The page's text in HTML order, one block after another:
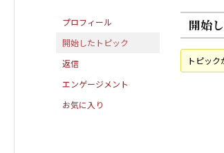
プロフィール
開始したトピック
返信
エンゲージメント
お気に入り
開始
トピック